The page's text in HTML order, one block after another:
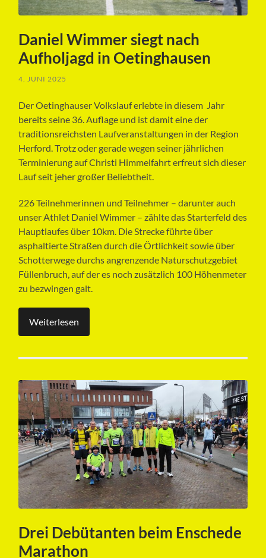
Daniel Wimmer siegt nach
Aufholjagd in Oetinghausen
4. JUNI 2025
Der Oetinghauser Volkslauf erlebte in diesem Jahr
bereits seine 36. Auflage und ist damit eine der
traditionsreichsten Laufveranstaltungen in der Region
Herford. Trotz oder gerade wegen seiner jährlichen
Terminierung auf Christi Himmelfahrt erfreut sich dieser
Lauf seit jeher großer Beliebtheit.
226 Teilnehmerinnen und Teilnehmer – darunter auch
unser Athlet Daniel Wimmer – zählte das Starterfeld des
Hauptlaufes über 10km. Die Strecke führte über
asphaltierte Straßen durch die Örtlichkeit sowie über
Schotterwege durchs angrenzende Naturschutzgebiet
Füllenbruch, auf der es noch zusätzlich 100 Höhenmeter
zu bezwingen galt.
Weiterlesen
Drei Debütanten beim Enschede
Marathon